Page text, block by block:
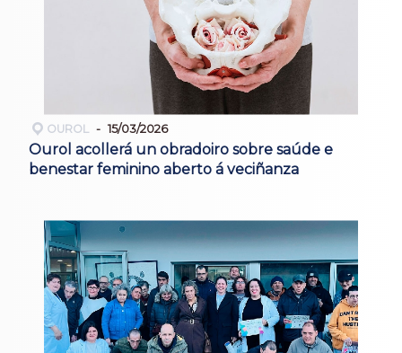
OUROL 15/03/2026
Ourol acollerá un obradoiro sobre saúde e
benestar feminino aberto á veciñanza